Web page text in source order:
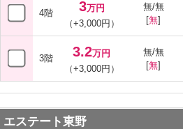
4階 3万円
（+3,000円）
無/無
[無]
3階 3.2万円
（+3,000円）
無/無
[無]
エステート東野